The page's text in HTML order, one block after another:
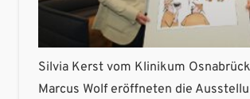
Silvia Kerst vom Klinikum
Marcus Wolf eröffneten die